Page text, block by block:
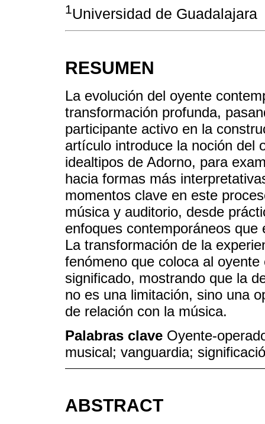
1Universidad de Guadalajara
RESUMEN
La evolución del oyente
transformación profunda,
participante activo en la
artículo introduce la noción del
idealtipos de Adorno, para
hacia formas más
momentos clave en este
música y auditorio, desde
enfoques contemporáneos
La transformación de la
fenómeno que coloca al
significado, mostrando que la
no es una limitación, sino una
de relación con la música.
Palabras clave Oyente-
musical; vanguardia;
ABSTRACT